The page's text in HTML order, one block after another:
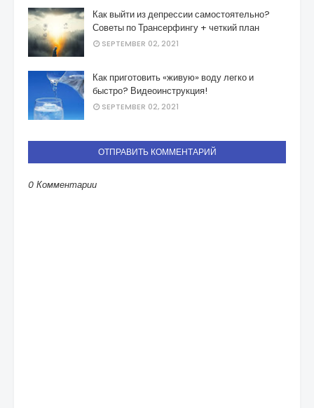
Как выйти из депрессии самостоятельно?
Советы по Трансерфингу + четкий план
SEPTEMBER 02, 2021
Как приготовить «живую» воду легко и
быстро? Видеоинструкция!
SEPTEMBER 02, 2021
ОТПРАВИТЬ КОММЕНТАРИЙ
0 Комментарии